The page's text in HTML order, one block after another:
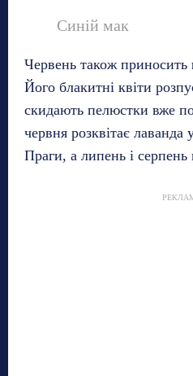
Синій мак
Червень також приносить
Його блакитні квіти
скидають пелюстки вже
червня розквітає лаванда
Праги, а липень і